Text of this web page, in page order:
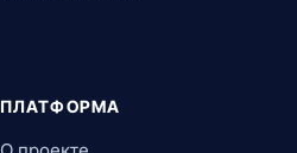
ПЛАТФОРМА